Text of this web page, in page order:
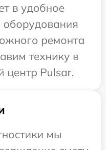
в удобное
ремонта
технику в
центр Pulsar.
мы